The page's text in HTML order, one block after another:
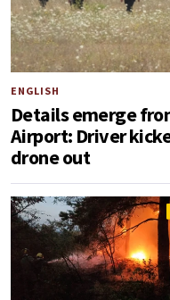
ENGLISH
Details emerge
Airport: Driver
drone out